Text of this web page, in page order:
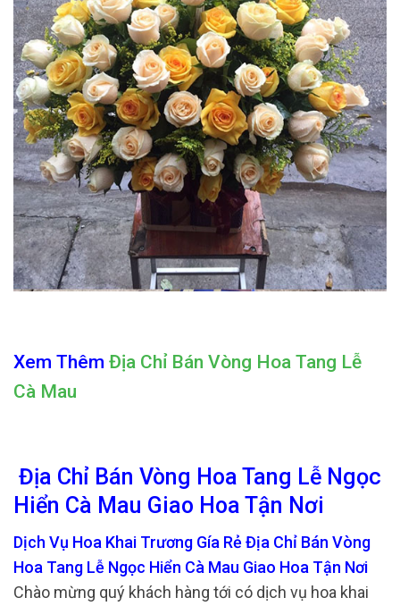
Xem Thêm Địa Chỉ Bán Vòng Hoa Tang Lễ
Cà Mau
Địa Chỉ Bán Vòng Hoa Tang Lễ Ngọc
Hiển Cà Mau Giao Hoa Tận Nơi
Dịch Vụ Hoa Khai Trương Gía Rẻ Địa Chỉ Bán Vòng
Hoa Tang Lễ Ngọc Hiển Cà Mau Giao Hoa Tận Nơi
Chào mừng quý khách hàng tới có dịch vụ hoa khai